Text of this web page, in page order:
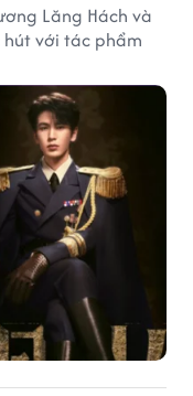
Lăng Hách và
với tác phẩm